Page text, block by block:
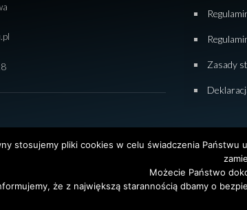
Zasady
i Studiów Międzynarodowych. Uniwersytet
stosujemy pliki cookies w celu świadczenia
Możecie Państwo
że z największą starannością dbamy o